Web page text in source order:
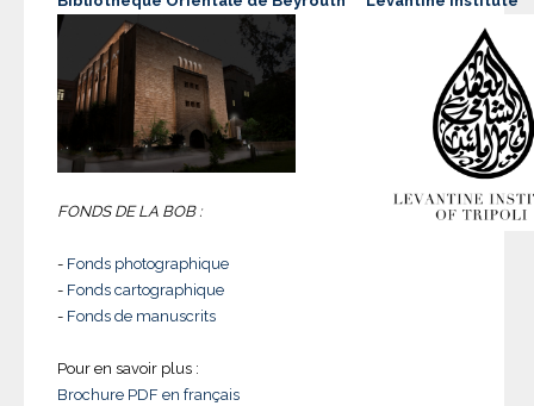
FONDS DE LA BOB :
- Fonds photographique
- Fonds cartographique
- Fonds de manuscrits
Pour en savoir plus :
Brochure PDF en français